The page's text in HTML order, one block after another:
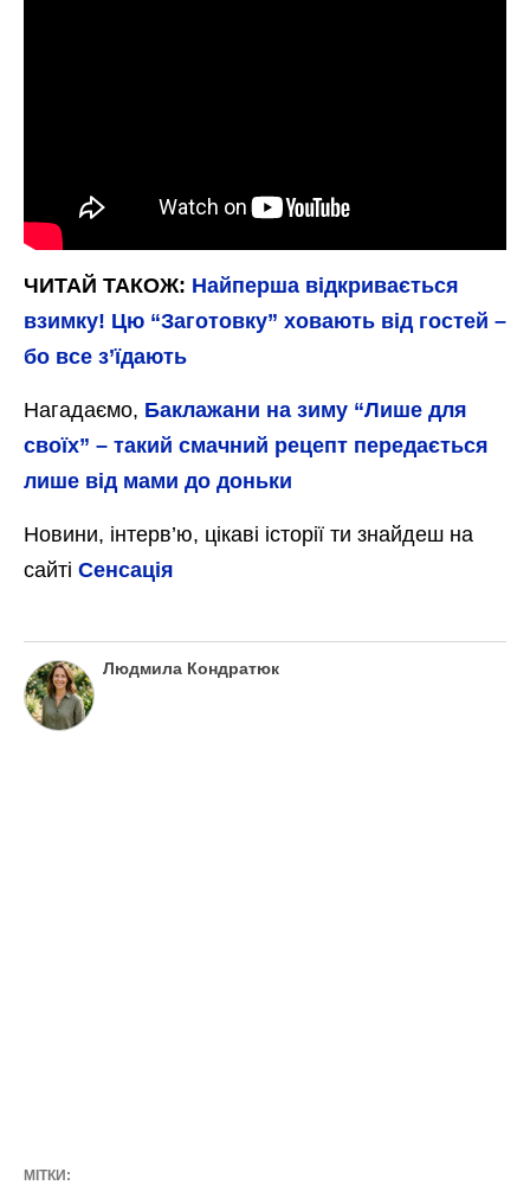
ЧИТАЙ ТАКОЖ: Найперша відкривається
взимку! Цю “Заготовку” ховають від гостей –
бо все з’їдають
Нагадаємо, Баклажани на зиму “Лише для
своїх” – такий смачний рецепт передається
лише від мами до доньки
Новини, інтерв’ю, цікаві історії ти знайдеш на
сайті Сенсація
Людмила Кондратюк
МІТКИ: